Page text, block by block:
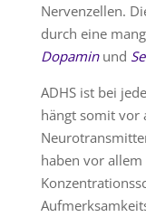
Nervenzellen.
durch eine
Dopaminund
ADHS ist bei
hängt somit vor
haben vor